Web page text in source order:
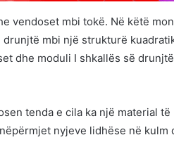
vendoset mbi tokë. Në këtë
mbi një strukturë
dhe moduli I shkallës së
tenda e cila ka një material
nyjeve lidhëse në kulm